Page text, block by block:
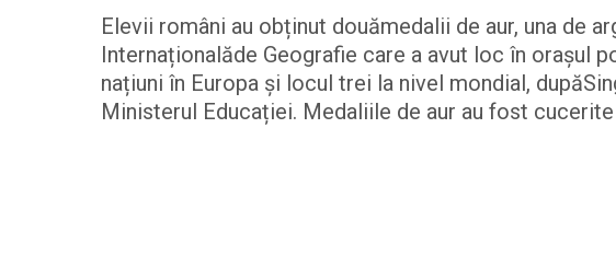
Elevii români au obținut douămedalii de aur, una de
Internaționalăde Geografie care a avut loc în orașul
națiuni în Europa și locul trei la nivel mondial,
Ministerul Educației. Medaliile de aur au fost cucerite